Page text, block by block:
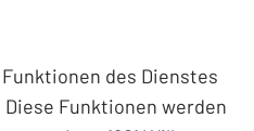
des Dienstes
Funktionen werden